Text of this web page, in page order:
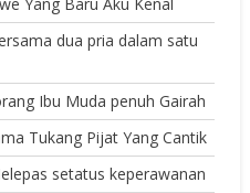
dua pria dalam satu
Ibu Muda penuh Gairah
Tukang Pijat Yang Cantik
setatus keperawanan